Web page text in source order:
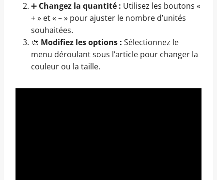
➕ Changez la quantité : Utilisez les boutons «
+ » et « – » pour ajuster le nombre d’unités
souhaitées.
🎨 Modifiez les options : Sélectionnez le
menu déroulant sous l’article pour changer la
couleur ou la taille.